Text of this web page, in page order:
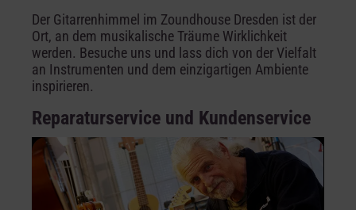
Der Gitarrenhimmel im Zoundhouse Dresden ist der
Ort, an dem musikalische Träume Wirklichkeit
werden. Besuche uns und lass dich von der Vielfalt
an Instrumenten und dem einzigartigen Ambiente
inspirieren.
Reparaturservice und Kundenservice